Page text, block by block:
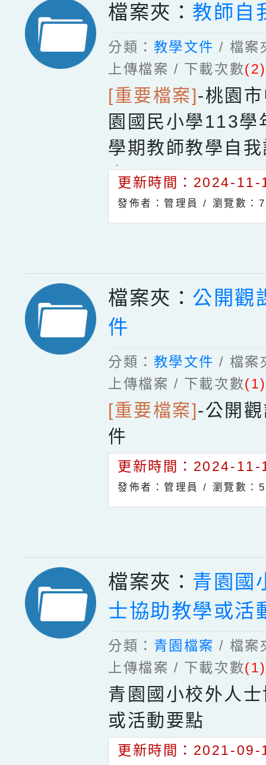
檔案夾： 教師自
分類： 教學文件 / 檔案
上傳檔案 / 下載次數(2)
[重要檔案]-桃園
園國民小學113學
學期教師教學自
表.docx
更新時間：2024-
發佈者：管理員 / 瀏覽數：
檔案夾： 公開觀
件
分類： 教學文件 / 檔案
上傳檔案 / 下載次數(1)
[重要檔案]-公開
件
更新時間：2024-
發佈者：管理員 / 瀏覽數：
檔案夾： 青園國
士協助教學或活
分類： 青園檔案 / 檔案
上傳檔案 / 下載次數(1)
青園國小校外人
或活動要點
更新時間：2021-